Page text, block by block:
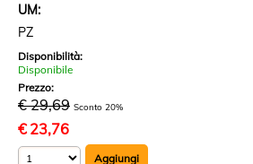
UM:
PZ
Disponibilità:
Disponibile
Prezzo:
€ 29,69 Sconto 20%
€ 23,76